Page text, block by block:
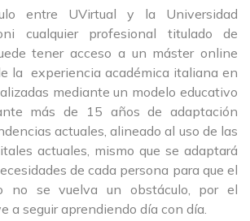
entre UVirtual y la Universidad
cualquier profesional titulado de
tener acceso a un máster online
la experiencia académica italiana en
mediante un modelo educativo
más de 15 años de adaptación
actuales, alineado al uso de las
actuales, mismo que se adaptará
de cada persona para que el
no se vuelva un obstáculo, por el
a seguir aprendiendo día con día.